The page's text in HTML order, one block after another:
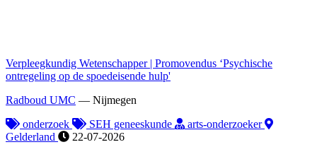
Verpleegkundig Wetenschapper | Promovendus ‘Psychische
ontregeling op de spoedeisende hulp'
Radboud UMC — Nijmegen
onderzoek
SEH geneeskunde
arts-onderzoeker
Gelderland
22-07-2026